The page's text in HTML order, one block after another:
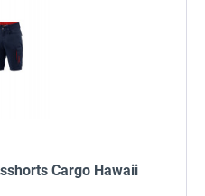
Cargo Hawaii